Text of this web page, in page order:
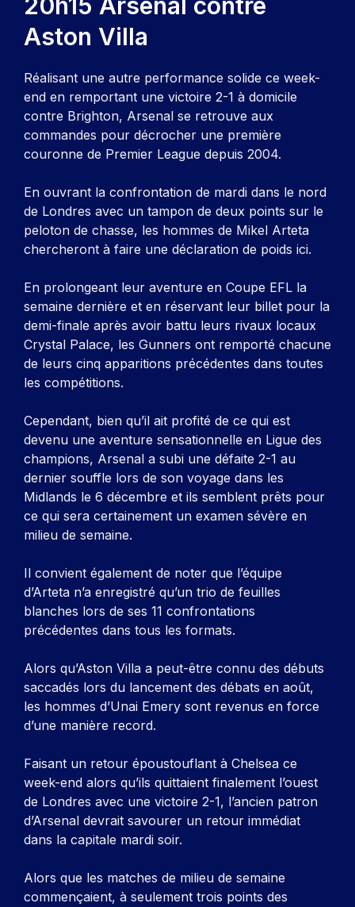
Aston Villa
Réalisant une autre performance solide ce week-
end en remportant une victoire 2-1 à domicile
contre Brighton, Arsenal se retrouve aux
commandes pour décrocher une première
couronne de Premier League depuis 2004.
En ouvrant la confrontation de mardi dans le nord
de Londres avec un tampon de deux points sur le
peloton de chasse, les hommes de Mikel Arteta
chercheront à faire une déclaration de poids ici.
En prolongeant leur aventure en Coupe EFL la
semaine dernière et en réservant leur billet pour la
demi-finale après avoir battu leurs rivaux locaux
Crystal Palace, les Gunners ont remporté chacune
de leurs cinq apparitions précédentes dans toutes
les compétitions.
Cependant, bien qu’il ait profité de ce qui est
devenu une aventure sensationnelle en Ligue des
champions, Arsenal a subi une défaite 2-1 au
dernier souffle lors de son voyage dans les
Midlands le 6 décembre et ils semblent prêts pour
ce qui sera certainement un examen sévère en
milieu de semaine.
Il convient également de noter que l’équipe
d’Arteta n’a enregistré qu’un trio de feuilles
blanches lors de ses 11 confrontations
précédentes dans tous les formats.
Alors qu’Aston Villa a peut-être connu des débuts
saccadés lors du lancement des débats en août,
les hommes d’Unai Emery sont revenus en force
d’une manière record.
Faisant un retour époustouflant à Chelsea ce
week-end alors qu’ils quittaient finalement l’ouest
de Londres avec une victoire 2-1, l’ancien patron
d’Arsenal devrait savourer un retour immédiat
dans la capitale mardi soir.
Alors que les matches de milieu de semaine
commençaient, à seulement trois points des